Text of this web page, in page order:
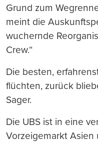
Grund zum
meint die
wuchernde
Crew.“
Die besten,
flüchten, zurück
Sager.
Die UBS ist in eine
Vorzeigemarkt Asien